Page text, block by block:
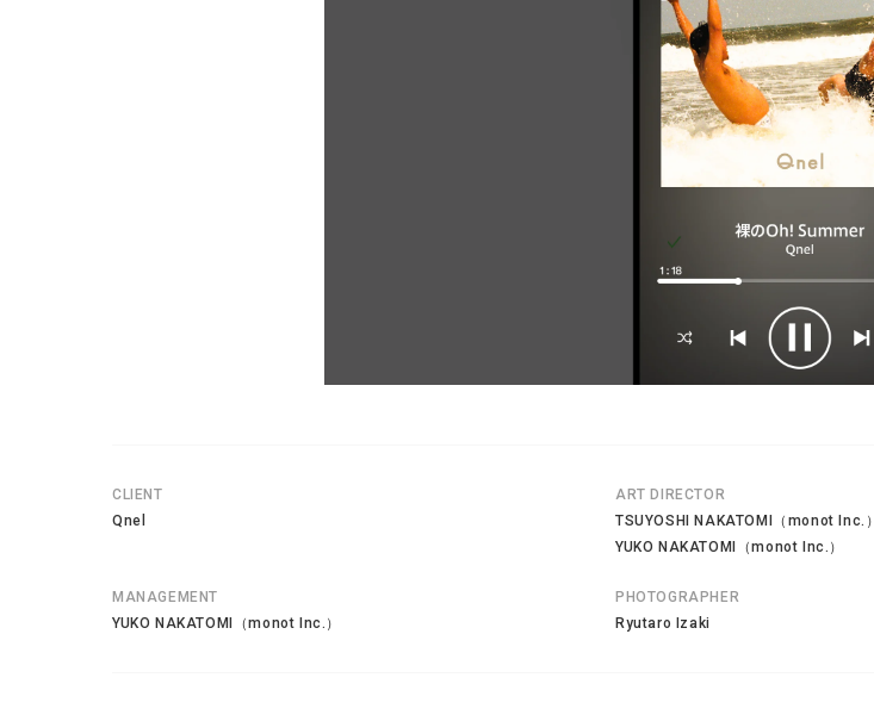
CLIENT
Qnel
ART DIRECTOR
TSUYOSHI NAKATOMI（monot Inc.）
YUKO NAKATOMI（monot Inc.）
MANAGEMENT
YUKO NAKATOMI（monot Inc.）
PHOTOGRAPHER
Ryutaro Izaki